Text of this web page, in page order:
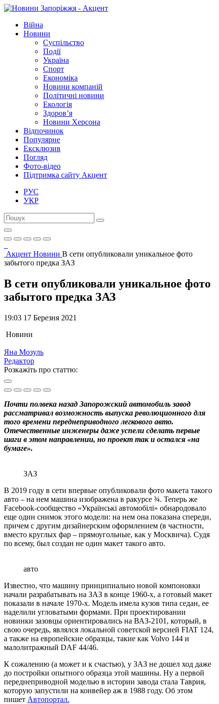
Війна
Новини
Суспільство
Події
Україна
Спорт
Економіка
Новини компаній
Політичні новини
Екологія
Здоров’я
Новини Херсона
Відпочинок
Популярне
Ексклюзив
Погляд
Фото-відео
Підтримка сайту Акцент
РУС
УКР
Акцент Новини В сети опубликовали уникальное фото
забытого предка ЗАЗ
В сети опубликовали уникальное фото
забытого предка ЗАЗ
19:03 17 Березня 2021
Новини
Яна Мозуль
Редактор
Розкажіть про статтю:
Почти полвека назад Запорожский автомобиль завод
рассматривал возможность выпуска революционного для
того времени переднеприводного легкового авто.
Отечественные инженеры даже успели сделать первые
шаги в этом направлении, но проект так и остался «на
бумаге».
ЗАЗ
В 2019 году в сети впервые опубликовали фото макета такого
авто – на нем машина изображена в ракурсе ¾. Теперь же
Facebook-сообщество «Українські автомобілі» обнародовало
еще один снимок этого модели: на нем она показана спереди,
причем с другим дизайнерским оформлением (в частности,
вместо круглых фар – прямоугольные, как у Москвича). Судя
по всему, был создан не один макет такого авто.
авто
Известно, что машину принципиально новой компоновки
начали разрабатывать на ЗАЗ в конце 1960-х, а готовый макет
показали в начале 1970-х. Модель имела кузов типа седан, ее
наделили угловатыми формами. При проектировании
новинки зазовцы ориентировались на ВАЗ-2101, который, в
свою очередь, являлся локальной советской версией FIAT 124,
а также на европейские образцы, такие как Volvo 144 и
малолитражный DAF 44/46.
К сожалению (а может и к счастью), у ЗАЗ не дошел ход даже
до постройки опытного образца этой машины. Ну а первой
переднеприводной моделью в истории завода стала Таврия,
которую запустили на конвейер аж в 1988 году. Об этом
пишет Автопортал.